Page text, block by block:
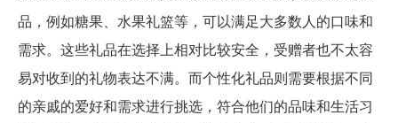
品，例如糖果、水果礼篮等，可以满足大多数人的口味和
需求。这些礼品在选择上相对比较安全，受赠者也不太容
易对收到的礼物表达不满。而个性化礼品则需要根据不同
的亲戚的爱好和需求进行挑选，符合他们的品味和生活习